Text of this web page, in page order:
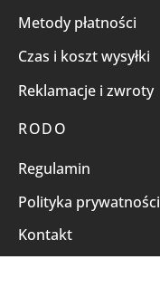
Metody płatności
Czas i koszt wysyłki
Reklamacje i zwroty
RODO
Regulamin
Polityka prywatności
Kontakt